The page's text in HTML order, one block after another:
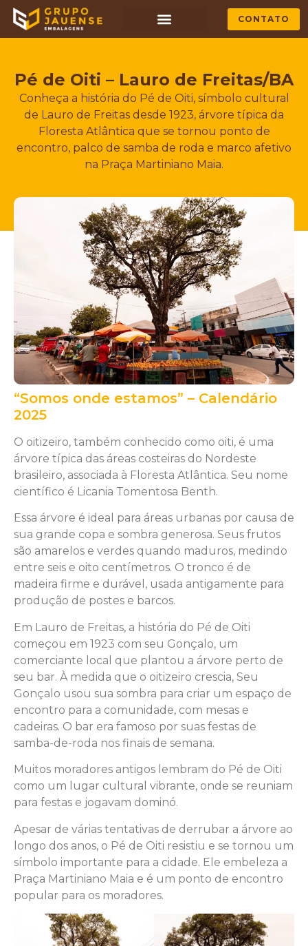
CONTATO
Pé de Oiti – Lauro de Freitas/BA
Conheça a história do Pé de Oiti, símbolo cultural
de Lauro de Freitas desde 1923, árvore típica da
Floresta Atlântica que se tornou ponto de
encontro, palco de samba de roda e marco afetivo
na Praça Martiniano Maia.
“Somos onde estamos” – Calendário
2025
O oitizeiro, também conhecido como oiti, é uma
árvore típica das áreas costeiras do Nordeste
brasileiro, associada à Floresta Atlântica. Seu nome
científico é Licania Tomentosa Benth.
Essa árvore é ideal para áreas urbanas por causa de
sua grande copa e sombra generosa. Seus frutos
são amarelos e verdes quando maduros, medindo
entre seis e oito centímetros. O tronco é de
madeira firme e durável, usada antigamente para
produção de postes e barcos.
Em Lauro de Freitas, a história do Pé de Oiti
começou em 1923 com seu Gonçalo, um
comerciante local que plantou a árvore perto de
seu bar. À medida que o oitizeiro crescia, Seu
Gonçalo usou sua sombra para criar um espaço de
encontro para a comunidade, com mesas e
cadeiras. O bar era famoso por suas festas de
samba-de-roda nos finais de semana.
Muitos moradores antigos lembram do Pé de Oiti
como um lugar cultural vibrante, onde se reuniam
para festas e jogavam dominó.
Apesar de várias tentativas de derrubar a árvore ao
longo dos anos, o Pé de Oiti resistiu e se tornou um
símbolo importante para a cidade. Ele embeleza a
Praça Martiniano Maia e é um ponto de encontro
popular para os moradores.